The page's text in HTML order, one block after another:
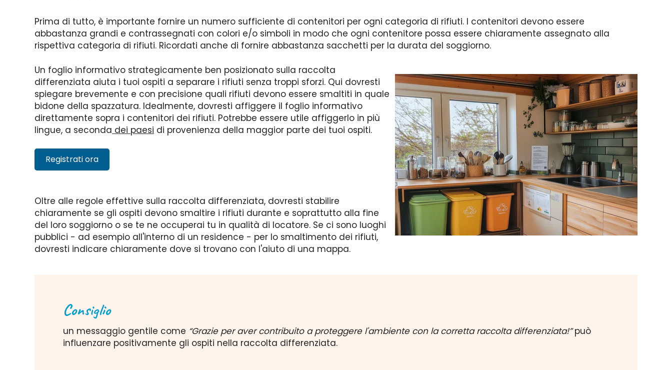
Prima di tutto, è importante fornire un numero sufficiente di contenitori per ogni categoria di rifiuti. I contenitori devono essere
abbastanza grandi e contrassegnati con colori e/o simboli in modo che ogni contenitore possa essere chiaramente assegnato alla
rispettiva categoria di rifiuti. Ricordati anche di fornire abbastanza sacchetti per la durata del soggiorno.
Un foglio informativo strategicamente ben posizionato sulla raccolta
differenziata aiuta i tuoi ospiti a separare i rifiuti senza troppi sforzi. Qui dovresti
spiegare brevemente e con precisione quali rifiuti devono essere smaltiti in quale
bidone della spazzatura. Idealmente, dovresti affiggere il foglio informativo
direttamente sopra i contenitori dei rifiuti. Potrebbe essere utile affiggerlo in più
lingue, a seconda dei paesi di provenienza della maggior parte dei tuoi ospiti.
Registrati ora
Oltre alle regole effettive sulla raccolta differenziata, dovresti stabilire
chiaramente se gli ospiti devono smaltire i rifiuti durante e soprattutto alla fine
del loro soggiorno o se te ne occuperai tu in qualità di locatore. Se ci sono luoghi
pubblici - ad esempio all'interno di un residence - per lo smaltimento dei rifiuti,
dovresti indicare chiaramente dove si trovano con l'aiuto di una mappa.
Consiglio
un messaggio gentile come “Grazie per aver contribuito a proteggere l'ambiente con la corretta raccolta differenziata!”può
influenzare positivamente gli ospiti nella raccolta differenziata.